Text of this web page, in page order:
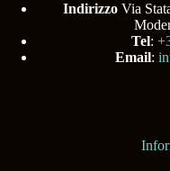
Indirizzo Via
Tel:
Email: